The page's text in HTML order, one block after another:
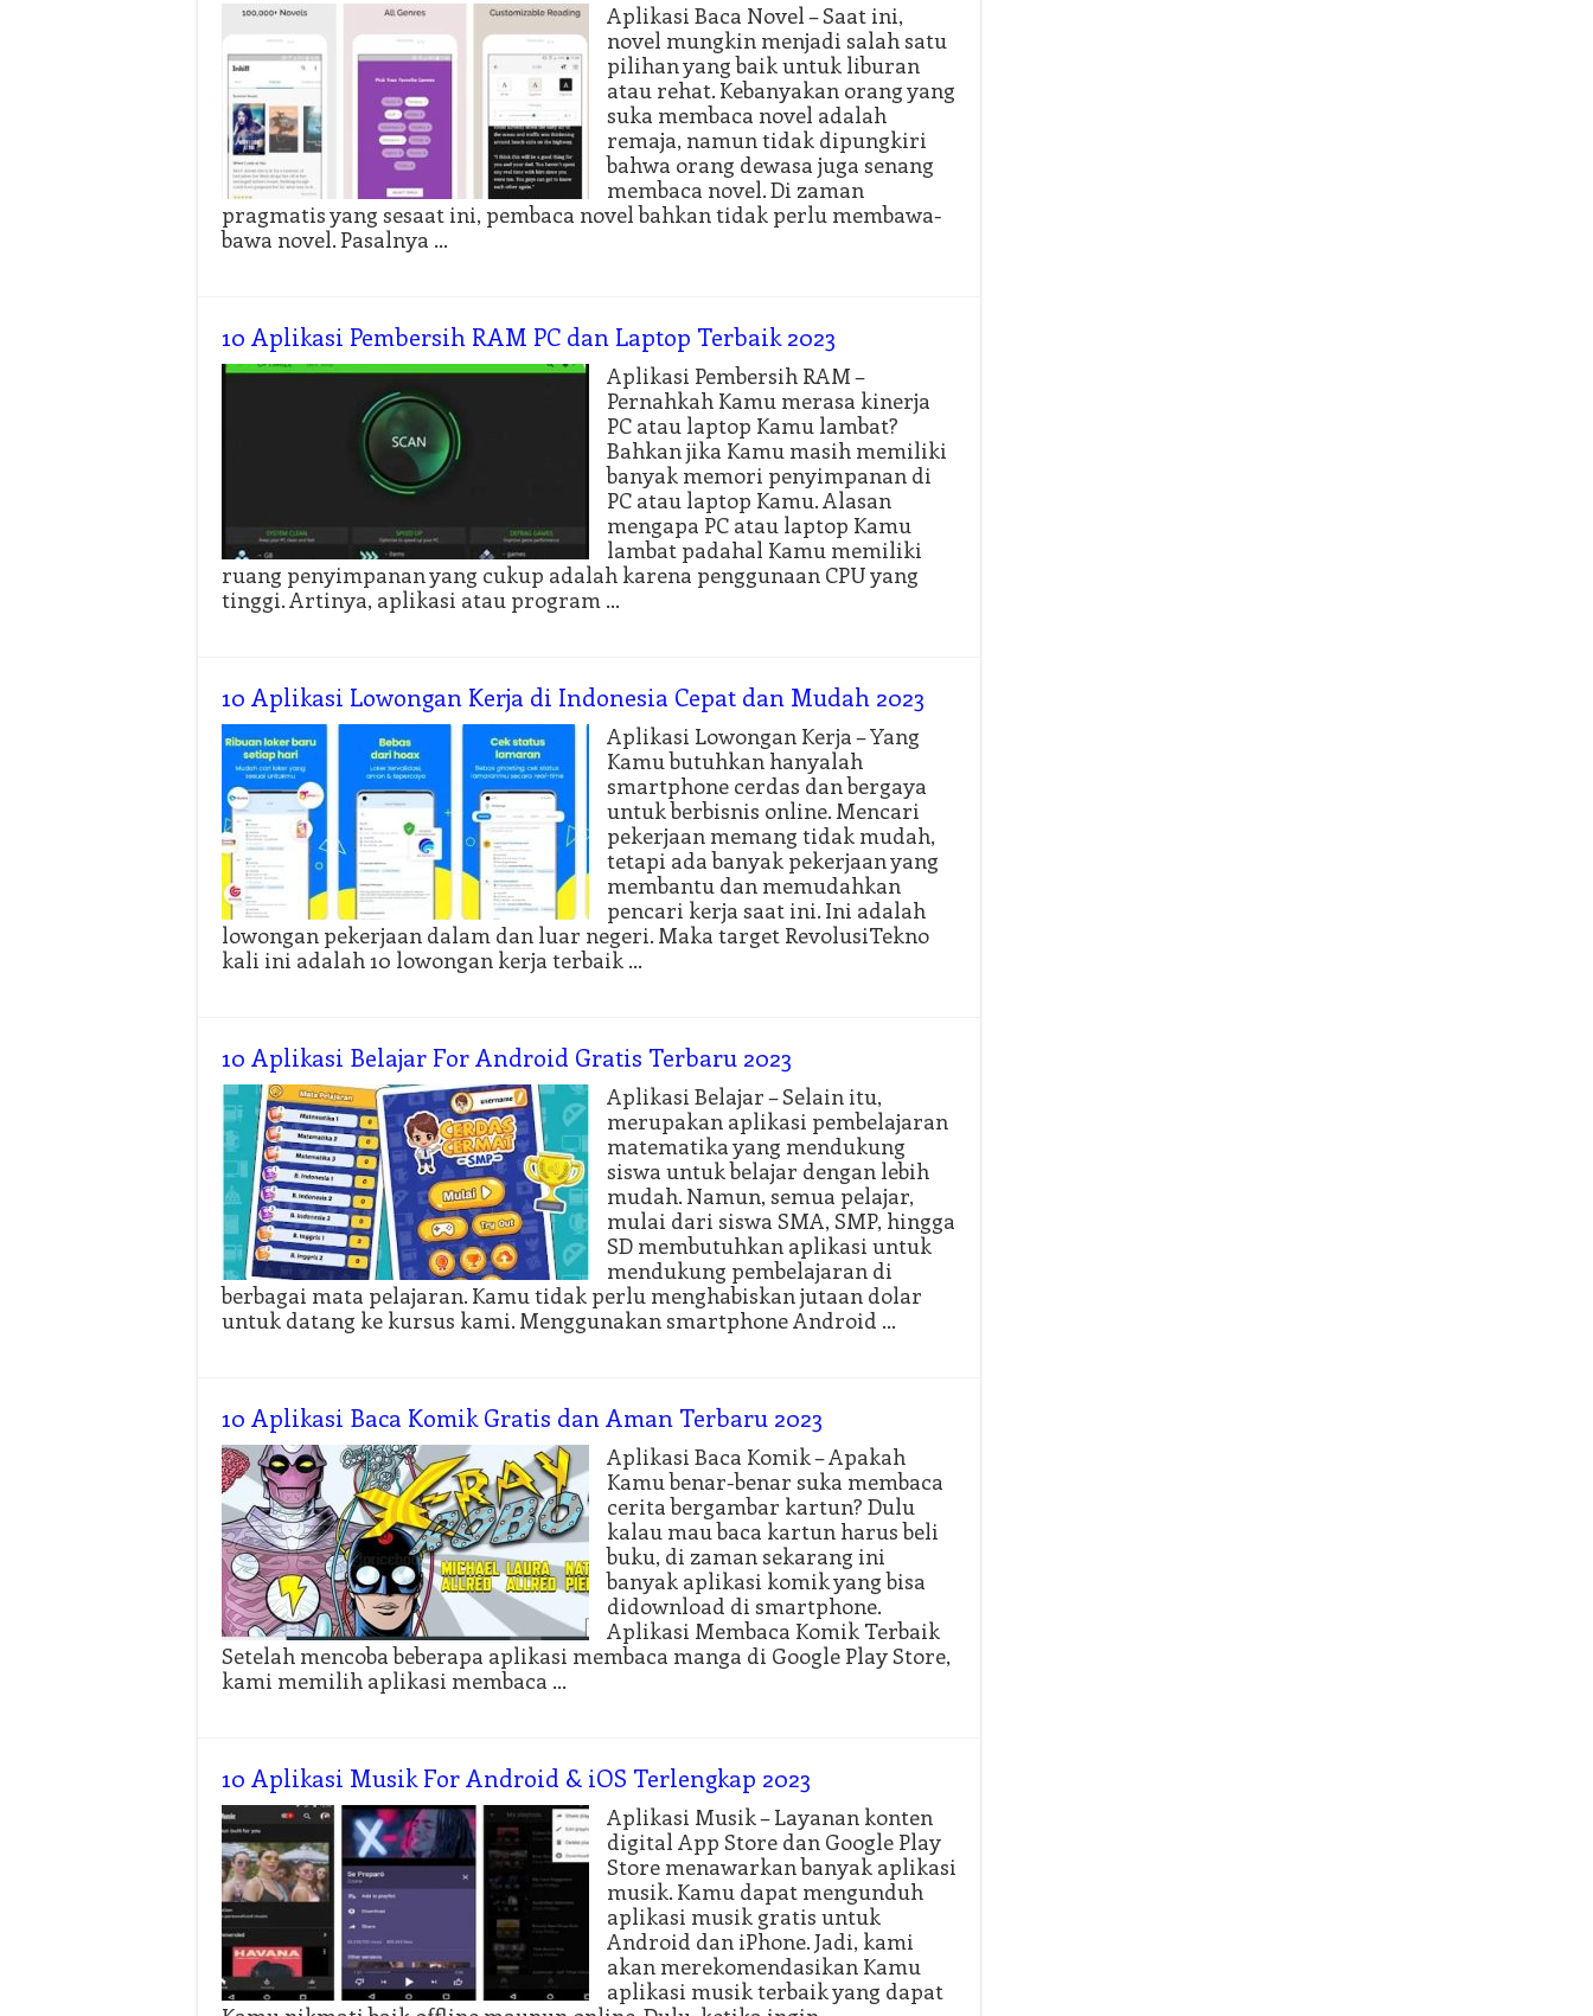
Aplikasi Baca Novel – Saat ini,
novel mungkin menjadi salah satu
pilihan yang baik untuk liburan
atau rehat. Kebanyakan orang yang
suka membaca novel adalah
remaja, namun tidak dipungkiri
bahwa orang dewasa juga senang
membaca novel. Di zaman
pragmatis yang sesaat ini, pembaca novel bahkan tidak perlu membawa-
bawa novel. Pasalnya …
10 Aplikasi Pembersih RAM PC dan Laptop Terbaik 2023
Aplikasi Pembersih RAM –
Pernahkah Kamu merasa kinerja
PC atau laptop Kamu lambat?
Bahkan jika Kamu masih memiliki
banyak memori penyimpanan di
PC atau laptop Kamu. Alasan
mengapa PC atau laptop Kamu
lambat padahal Kamu memiliki
ruang penyimpanan yang cukup adalah karena penggunaan CPU yang
tinggi. Artinya, aplikasi atau program …
10 Aplikasi Lowongan Kerja di Indonesia Cepat dan Mudah 2023
Aplikasi Lowongan Kerja – Yang
Kamu butuhkan hanyalah
smartphone cerdas dan bergaya
untuk berbisnis online. Mencari
pekerjaan memang tidak mudah,
tetapi ada banyak pekerjaan yang
membantu dan memudahkan
pencari kerja saat ini. Ini adalah
lowongan pekerjaan dalam dan luar negeri. Maka target RevolusiTekno
kali ini adalah 10 lowongan kerja terbaik …
10 Aplikasi Belajar For Android Gratis Terbaru 2023
Aplikasi Belajar – Selain itu,
merupakan aplikasi pembelajaran
matematika yang mendukung
siswa untuk belajar dengan lebih
mudah. Namun, semua pelajar,
mulai dari siswa SMA, SMP, hingga
SD membutuhkan aplikasi untuk
mendukung pembelajaran di
berbagai mata pelajaran. Kamu tidak perlu menghabiskan jutaan dolar
untuk datang ke kursus kami. Menggunakan smartphone Android …
10 Aplikasi Baca Komik Gratis dan Aman Terbaru 2023
Aplikasi Baca Komik – Apakah
Kamu benar-benar suka membaca
cerita bergambar kartun? Dulu
kalau mau baca kartun harus beli
buku, di zaman sekarang ini
banyak aplikasi komik yang bisa
didownload di smartphone.
Aplikasi Membaca Komik Terbaik
Setelah mencoba beberapa aplikasi membaca manga di Google Play Store,
kami memilih aplikasi membaca …
10 Aplikasi Musik For Android & iOS Terlengkap 2023
Aplikasi Musik – Layanan konten
digital App Store dan Google Play
Store menawarkan banyak aplikasi
musik. Kamu dapat mengunduh
aplikasi musik gratis untuk
Android dan iPhone. Jadi, kami
akan merekomendasikan Kamu
aplikasi musik terbaik yang dapat